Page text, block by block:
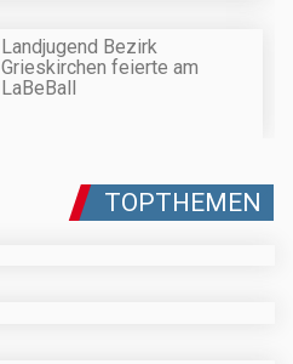
Landjugend Bezirk
Grieskirchen feierte am
LaBeBall
TOPTHEMEN